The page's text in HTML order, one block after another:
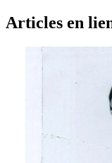
Articles en